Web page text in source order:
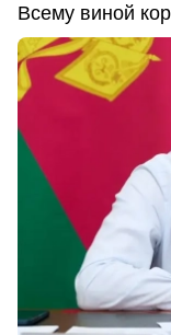
Всему виной